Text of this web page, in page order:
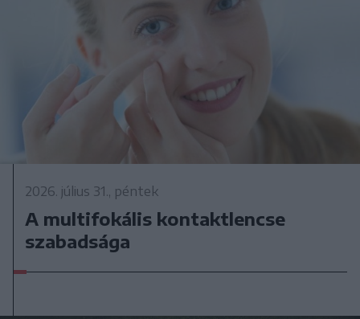
2026. július 31., péntek
A multifokális kontaktlencse
szabadsága